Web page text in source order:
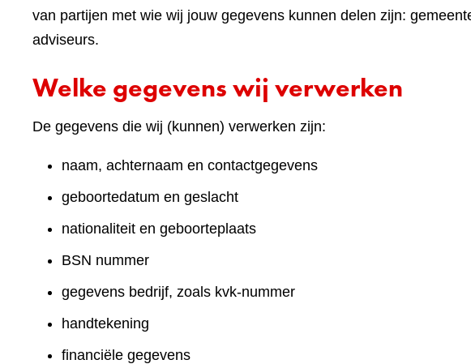
van partijen met wie wij jouw gegevens kunnen delen zijn:
adviseurs.
Welke gegevens wij verwerken
De gegevens die wij (kunnen) verwerken zijn:
naam, achternaam en contactgegevens
geboortedatum en geslacht
nationaliteit en geboorteplaats
BSN nummer
gegevens bedrijf, zoals kvk-nummer
handtekening
financiële gegevens